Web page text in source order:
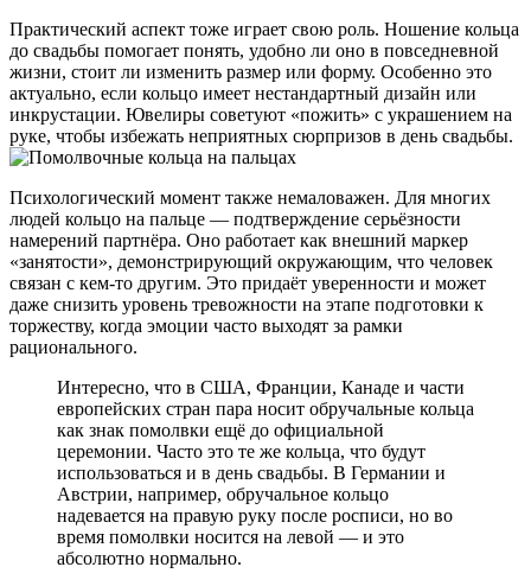
Практический аспект тоже играет свою роль. Ношение кольца
до свадьбы помогает понять, удобно ли оно в повседневной
жизни, стоит ли изменить размер или форму. Особенно это
актуально, если кольцо имеет нестандартный дизайн или
инкрустации. Ювелиры советуют «пожить» с украшением на
руке, чтобы избежать неприятных сюрпризов в день свадьбы.
Психологический момент также немаловажен. Для многих
людей кольцо на пальце — подтверждение серьёзности
намерений партнёра. Оно работает как внешний маркер
«занятости», демонстрирующий окружающим, что человек
связан с кем-то другим. Это придаёт уверенности и может
даже снизить уровень тревожности на этапе подготовки к
торжеству, когда эмоции часто выходят за рамки
рационального.
Интересно, что в США, Франции, Канаде и части
европейских стран пара носит обручальные кольца
как знак помолвки ещё до официальной
церемонии. Часто это те же кольца, что будут
использоваться и в день свадьбы. В Германии и
Австрии, например, обручальное кольцо
надевается на правую руку после росписи, но во
время помолвки носится на левой — и это
абсолютно нормально.